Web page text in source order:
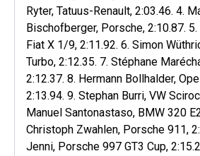
Ryter, Tatuus-Renault, 2:03.46. 4.
Bischofberger, Porsche, 2:10.87.
Fiat X 1/9, 2:11.92. 6. Simon
Turbo, 2:12.35. 7. Stéphane
2:12.37. 8. Hermann Bollhalder,
2:13.94. 9. Stephan Burri, VW
Manuel Santonastaso, BMW 320
Christoph Zwahlen, Porsche 911,
Jenni, Porsche 997 GT3 Cup,